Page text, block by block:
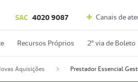
SAC 4020 9087 Canais de
Recursos Próprios 2º via de Boleto
Aquisições